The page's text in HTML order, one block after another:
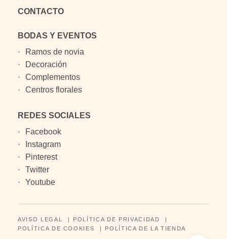
CONTACTO
BODAS Y EVENTOS
Ramos de novia
Decoración
Complementos
Centros florales
REDES SOCIALES
Facebook
Instagram
Pinterest
Twitter
Youtube
AVISO LEGAL
POLÍTICA DE PRIVACIDAD
POLÍTICA DE COOKIES
POLÍTICA DE LA TIENDA